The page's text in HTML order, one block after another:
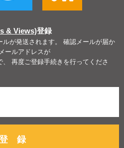
& Views)登録
が発送されます。 確認メールが届か
ールアドレスが
再度ご登録手続きを行ってくださ
録